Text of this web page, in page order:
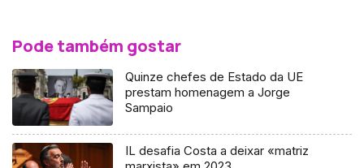
Pode também gostar
Quinze chefes de Estado da UE
prestam homenagem a Jorge
Sampaio
IL desafia Costa a deixar «matriz